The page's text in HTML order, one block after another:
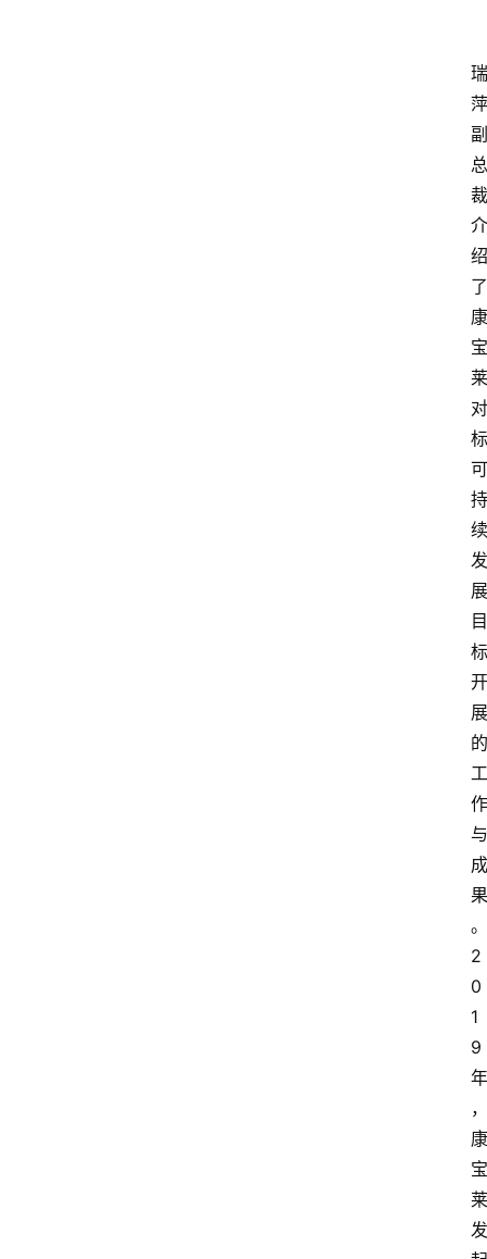
瑞
萍
副
总
裁
介
绍
了
康
宝
莱
对
标
可
持
续
发
展
目
标
开
展
的
工
作
与
成
果
。
2
0
1
9
年
，
康
宝
莱
发